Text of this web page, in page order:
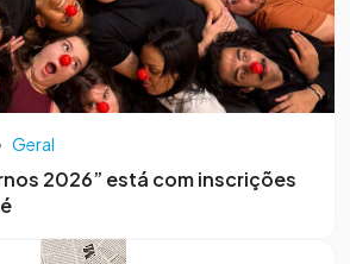
Geral
2026” está com inscrições